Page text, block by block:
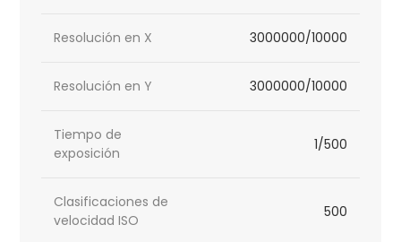
Resolución en X 3000000/10000
Resolución en Y 3000000/10000
Tiempo de
exposición
1/500
Clasificaciones de
velocidad ISO
500